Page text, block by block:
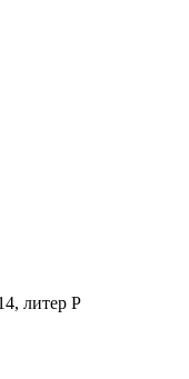
литер Р